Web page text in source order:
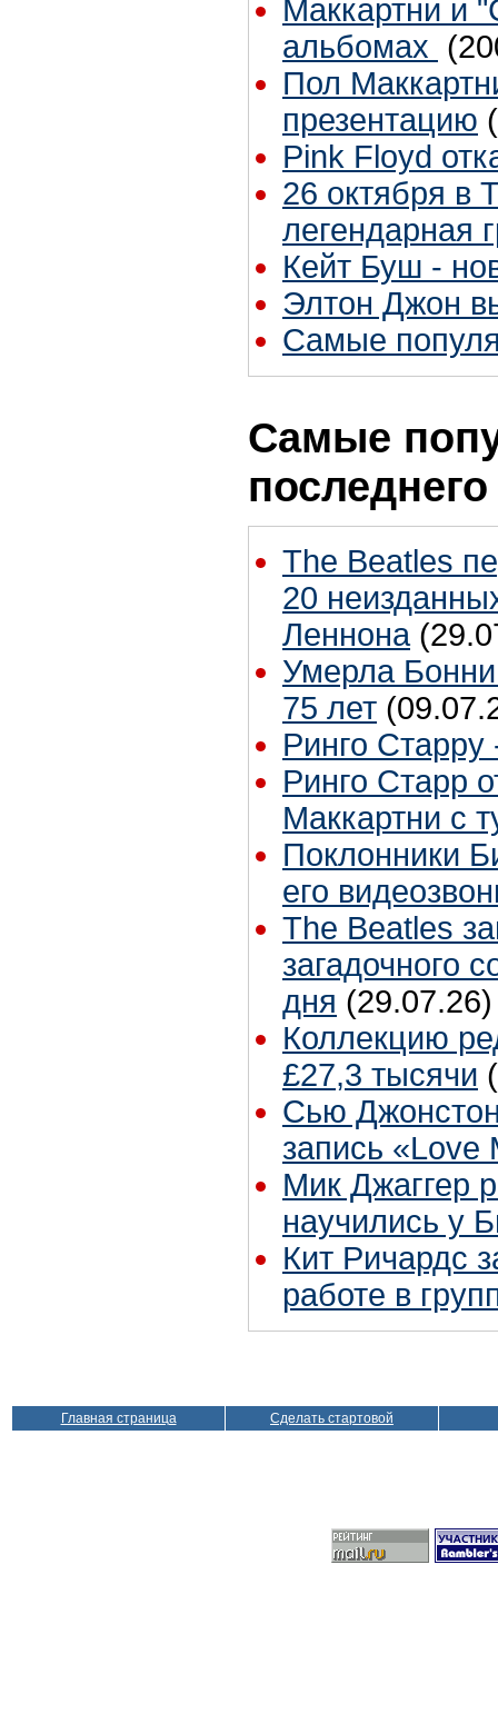
Маккартни и
альбомах
Пол
презентацию
Pink Floyd
26 октября в
легендарная
Кейт Буш -
Элтон Джон
Самые
Самые
The Beatles
20
Леннона
Умерла
75 лет
Ринго Старру
Ринго Старр
Маккартни с
Поклонники
его
The Beatles
загадочного
дня (29.07.26)
Коллекцию
£27,3 тысячи
Сью
запись «Love
Мик Джаггер
научились у
Кит Ричардс
работе в
Главная страница Сделать стартовой